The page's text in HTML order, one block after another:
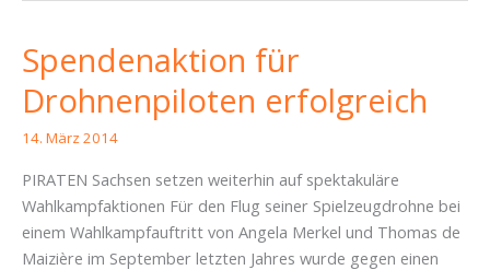
Spendenaktion für
Drohnenpiloten erfolgreich
14. März 2014
PIRATEN Sachsen setzen weiterhin auf spektakuläre
Wahlkampfaktionen Für den Flug seiner Spielzeugdrohne bei
einem Wahlkampfauftritt von Angela Merkel und Thomas de
Maizière im September letzten Jahres wurde gegen einen